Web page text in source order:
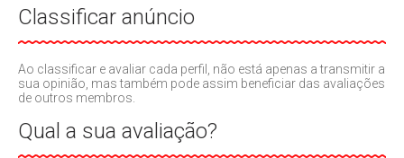
Classificar anúncio
Ao classificar e avaliar cada perfil, não está apenas a transmitir a
sua opinião, mas também pode assim beneficiar das avaliações
de outros membros.
Qual a sua avaliação?